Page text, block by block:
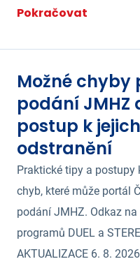
Pokračovat
Možné chyby
podání JMHZ
postup k jejich
odstranění
Praktické tipy a postupy
chyb, které může portál
podání JMHZ. Odkaz
programů DUEL a
AKTUALIZACE 6. 8.